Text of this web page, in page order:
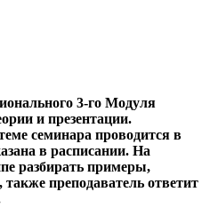
3-го Модуля
и презентации.
семинара проводится в
в расписании. На
разбирать примеры,
преподаватель ответит